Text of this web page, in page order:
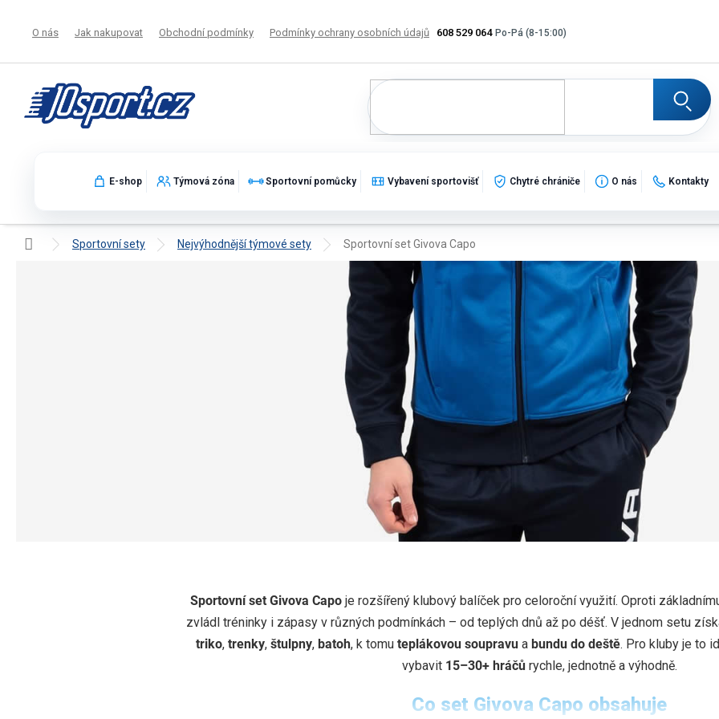
608 529 064
O nás Jak nakupovat Obchodní podmínky Podmínky ochrany osobních údajů Výměna, vrácení a reklamace zboží
E-shop Týmová zóna Sportovní pomůcky Vybavení sportovišť Chytré chrániče O nás Kontakty
Domů Sportovní sety Nejvýhodnější týmové sety Sportovní set Givova Capo
Rozšířená výbava pro trénink i zápasy:souprava + triko + trenky + štulpny + batoh + bunda do deště
Sportovní set Givova Capo je rozšířený klubový balíček pro celoroční využití. Oproti
zvládl tréninky i zápasy v různých podmínkách – od teplých dnů až po déšť. V jednom setu
triko, trenky, štulpny, batoh, k tomu teplákovou soupravua bundu do deště. Pro kluby je to
vybavit 15–30+ hráčůrychle, jednotně a výhodně.
Co set Givova Capo obsahuje